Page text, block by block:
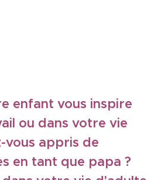
enfant vous inspire
ou dans votre vie
vous appris de
en tant que papa ?